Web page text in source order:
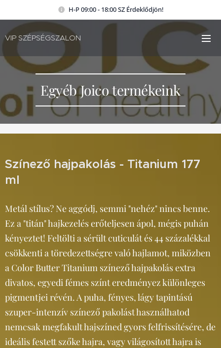
H-P 09:00 - 18:00 SZ Érdeklődjön!
VIP SZÉPSÉGSZALON
Egyéb Joico termékeink
Színező hajpakolás - Titanium 177
ml
Metál stílus? Ne aggódj, semmi "nehéz" nincs benne.
Ez a "titán" hajkezelés erőteljesen ápol, mégis puhán
kényeztet! Feltölti a sérült cuticulát és 44 százalékkal
csökkenti a töredezettségre való hajlamot, miközben
a Color Butter Titanium színező hajpakolás extra
divatos, egyedi fémes színt eredményez különleges
pigmentjei révén. A puha, fényes, lágy tapintású
szuper-intenzív színező pakolást használhatod
nemcsak megfakult hajszíned gyors felfrissítésére, de
ideális festett szőke hajra, vagy világosított hajra is